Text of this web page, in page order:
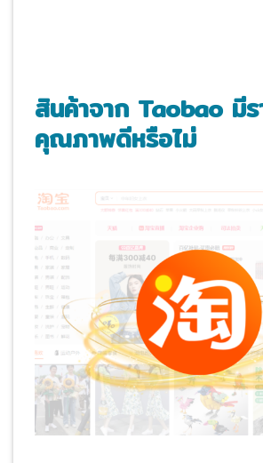
สินค้าจาก Taobao มี
คุณภาพดีหรือไม่